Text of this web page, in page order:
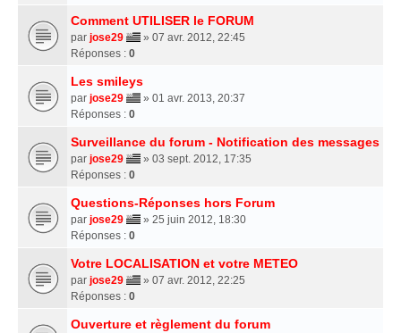
Comment UTILISER le FORUM
par jose29
» 07 avr. 2012, 22:45
Réponses : 0
Les smileys
par jose29
» 01 avr. 2013, 20:37
Réponses : 0
Surveillance du forum - Notification des messages
par jose29
» 03 sept. 2012, 17:35
Réponses : 0
Questions-Réponses hors Forum
par jose29
» 25 juin 2012, 18:30
Réponses : 0
Votre LOCALISATION et votre METEO
par jose29
» 07 avr. 2012, 22:25
Réponses : 0
Ouverture et règlement du forum